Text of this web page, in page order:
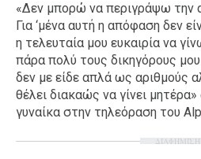
«Δεν μπορώ να περιγράψω την
Για ‘μένα αυτή η απόφαση δεν
η τελευταία μου ευκαιρία να
πάρα πολύ τους δικηγόρους
δεν με είδε απλά ως αριθμούς
θέλει διακαώς να γίνει
γυναίκα στην τηλεόραση του
ΔΙΑΦΗΜΙΣΗ